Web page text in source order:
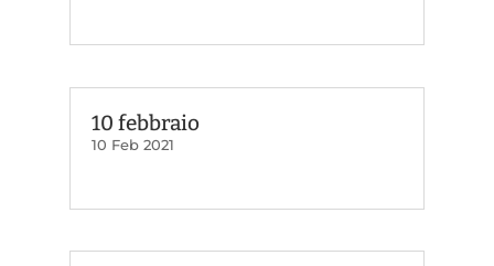
10 febbraio
10 Feb 2021